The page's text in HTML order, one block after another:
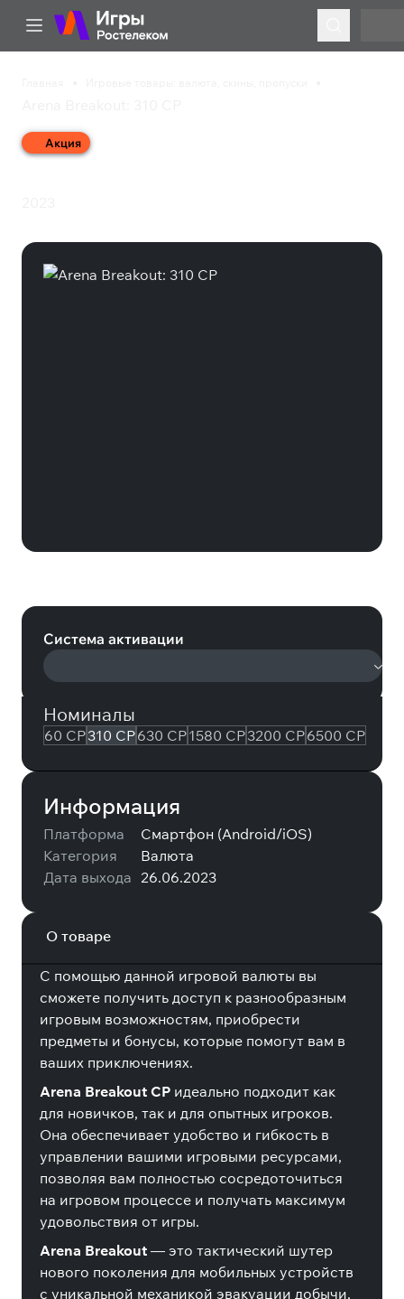
Акция
Arena Breakout: 310 CP
Система активации
Номиналы
60 CP310 CP630 CP1580 CP3200 CP6500 CP
Информация
Платформа
Смартфон (Android/iOS)
Категория
Валюта
Дата выхода 26.06.2023
О товаре
С помощью данной игровой валюты вы
сможете получить доступ к разнообразным
игровым возможностям, приобрести
предметы и бонусы, которые помогут вам в
ваших приключениях.
Arena Breakout CP идеально подходит как
для новичков, так и для опытных игроков.
Она обеспечивает удобство и гибкость в
управлении вашими игровыми ресурсами,
позволяя вам полностью сосредоточиться
на игровом процессе и получать максимум
удовольствия от игры.
Arena Breakout — это тактический шутер
нового поколения для мобильных устройств
с уникальной механикой эвакуации добычи,